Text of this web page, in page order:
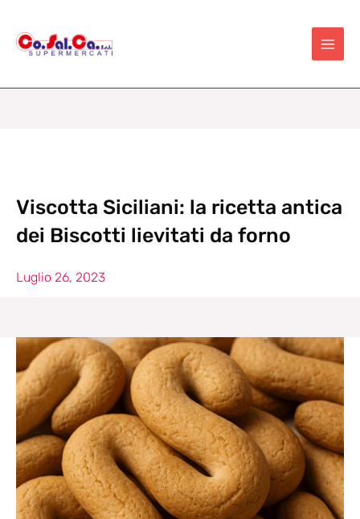
contenuto
Viscotta Siciliani: la ricetta antica
dei Biscotti lievitati da forno
Luglio 26, 2023